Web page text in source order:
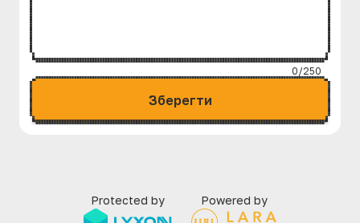
0/250
Зберегти
Protected by Powered by